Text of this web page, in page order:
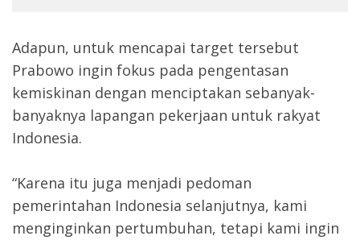
Adapun, untuk mencapai target tersebut
Prabowo ingin fokus pada pengentasan
kemiskinan dengan menciptakan sebanyak-
banyaknya lapangan pekerjaan untuk rakyat
Indonesia.
“Karena itu juga menjadi pedoman
pemerintahan Indonesia selanjutnya, kami
menginginkan pertumbuhan, tetapi kami ingin